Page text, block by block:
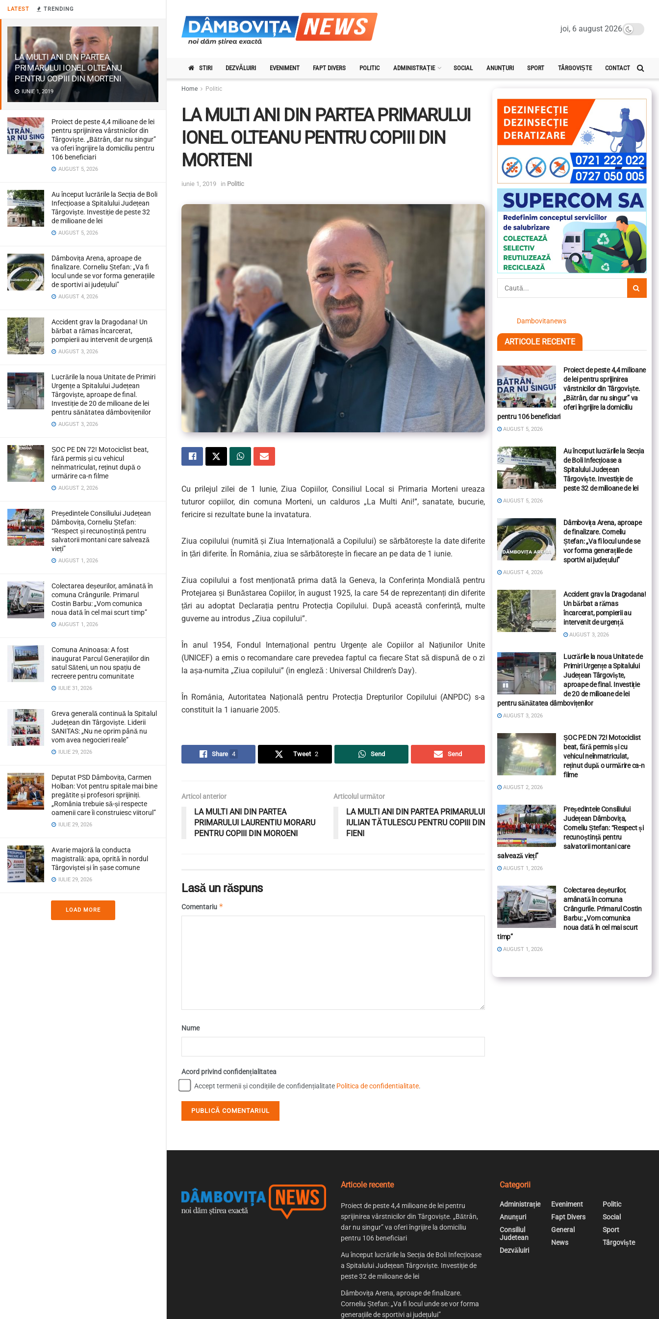
LATEST TRENDING
LA MULTI ANI DIN PARTEA
PRIMARULUI IONEL OLTEANU
PENTRU COPIII DIN MORTENI
IUNIE 1, 2019
Proiect de peste 4,4 milioane de lei
pentru sprijinirea vârstnicilor din
Târgoviște. „Bătrân, dar nu singur”
va oferi îngrijire la domiciliu pentru
106 beneficiari
AUGUST 5, 2026
Au început lucrările la Secția de Boli
Infecțioase a Spitalului Județean
Târgoviște. Investiție de peste 32
de milioane de lei
AUGUST 5, 2026
Dâmbovița Arena, aproape de
finalizare. Corneliu Ștefan: „Va fi
locul unde se vor forma generațiile
de sportivi ai județului”
AUGUST 4, 2026
Accident grav la Dragodana! Un
bărbat a rămas încarcerat,
pompierii au intervenit de urgență
AUGUST 3, 2026
Lucrările la noua Unitate de Primiri
Urgențe a Spitalului Județean
Târgoviște, aproape de final.
Investiție de 20 de milioane de lei
pentru sănătatea dâmbovițenilor
AUGUST 3, 2026
ȘOC PE DN 72! Motociclist beat,
fără permis și cu vehicul
neînmatriculat, reținut după o
urmărire ca-n filme
AUGUST 2, 2026
Președintele Consiliului Județean
Dâmbovița, Corneliu Ștefan:
“Respect și recunoștință pentru
salvatorii montani care salvează
vieți”
AUGUST 1, 2026
Colectarea deșeurilor, amânată în
comuna Crângurile. Primarul
Costin Barbu: „Vom comunica
noua dată în cel mai scurt timp”
AUGUST 1, 2026
Comuna Aninoasa: A fost
inaugurat Parcul Generațiilor din
satul Săteni, un nou spațiu de
recreere pentru comunitate
IULIE 31, 2026
Greva generală continuă la Spitalul
Județean din Târgoviște. Liderii
SANITAS: „Nu ne oprim până nu
vom avea negocieri reale”
IULIE 29, 2026
Deputat PSD Dâmbovița, Carmen
Holban: Vot pentru spitale mai bine
pregătite și profesori sprijiniți.
„România trebuie să-și respecte
oamenii care îi construiesc viitorul”
IULIE 29, 2026
Avarie majoră la conducta
magistrală: apa, oprită în nordul
Târgoviștei și în șase comune
IULIE 29, 2026
LOAD MORE
joi, 6 august 2026
STIRI DEZVĂLUIRI EVENIMENT FAPT DIVERS POLITIC ADMINISTRAȚIE SOCIAL ANUNȚURI SPORT TÂRGOVIȘTE CONTACT
Home Politic
LA MULTI ANI DIN PARTEA PRIMARULUI
IONEL OLTEANU PENTRU COPIII DIN
MORTENI
iunie 1, 2019 in Politic
Cu prilejul zilei de 1 Iunie, Ziua Copiilor, Consiliul Local si Primaria Morteni ureaza
tuturor copiilor, din comuna Morteni, un calduros „La Multi Ani!”, sanatate, bucurie,
fericire si rezultate bune la invatatura.
Ziua copilului (numită și Ziua Internațională a Copilului) se sărbătorește la date diferite
în țări diferite. În România, ziua se sărbătorește în fiecare an pe data de 1 iunie.
Ziua copilului a fost menționată prima dată la Geneva, la Conferința Mondială pentru
Protejarea și Bunăstarea Copiilor, în august 1925, la care 54 de reprezentanți din diferite
țări au adoptat Declarația pentru Protecția Copilului. După această conferință, multe
guverne au introdus „Ziua copilului”.
În anul 1954, Fondul Internațional pentru Urgențe ale Copiilor al Națiunilor Unite
(UNICEF) a emis o recomandare care prevedea faptul ca fiecare Stat să dispună de o zi
la așa-numita „Ziua copilului” (in engleză : Universal Children’s Day).
În România, Autoritatea Națională pentru Protecția Drepturilor Copilului (ANPDC) s-a
constituit la 1 ianuarie 2005.
Share 4 Tweet 2 Send Send
Articol anterior
LA MULTI ANI DIN PARTEA
PRIMARULUI LAURENTIU MORARU
PENTRU COPIII DIN MOROENI
Articolul următor
LA MULTI ANI DIN PARTEA PRIMARULUI
IULIAN TĂTULESCU PENTRU COPIII DIN
FIENI
Lasă un răspuns
Comentariu *
Nume
Acord privind confidențialitatea
Accept termenii și condițiile de confidențialitate Politica de confidentialitate.
Dambovitanews
ARTICOLE RECENTE
Proiect de peste 4,4 milioane
de lei pentru sprijinirea
vârstnicilor din Târgoviște.
„Bătrân, dar nu singur” va
oferi îngrijire la domiciliu
pentru 106 beneficiari
AUGUST 5, 2026
Au început lucrările la Secția
de Boli Infecțioase a
Spitalului Județean
Târgoviște. Investiție de
peste 32 de milioane de lei
AUGUST 5, 2026
Dâmbovița Arena, aproape
de finalizare. Corneliu
Ștefan: „Va fi locul unde se
vor forma generațiile de
sportivi ai județului”
AUGUST 4, 2026
Accident grav la Dragodana!
Un bărbat a rămas
încarcerat, pompierii au
intervenit de urgență
AUGUST 3, 2026
Lucrările la noua Unitate de
Primiri Urgențe a Spitalului
Județean Târgoviște,
aproape de final. Investiție
de 20 de milioane de lei
pentru sănătatea dâmbovițenilor
AUGUST 3, 2026
ȘOC PE DN 72! Motociclist
beat, fără permis și cu
vehicul neînmatriculat,
reținut după o urmărire ca-n
filme
AUGUST 2, 2026
Președintele Consiliului
Județean Dâmbovița,
Corneliu Ștefan: “Respect și
recunoștință pentru
salvatorii montani care
salvează vieți”
AUGUST 1, 2026
Colectarea deșeurilor,
amânată în comuna
Crângurile. Primarul Costin
Barbu: „Vom comunica
noua dată în cel mai scurt
timp”
AUGUST 1, 2026
Articole recente
Proiect de peste 4,4 milioane de lei pentru
sprijinirea vârstnicilor din Târgoviște. „Bătrân,
dar nu singur” va oferi îngrijire la domiciliu
pentru 106 beneficiari
Au început lucrările la Secția de Boli Infecțioase
a Spitalului Județean Târgoviște. Investiție de
peste 32 de milioane de lei
Dâmbovița Arena, aproape de finalizare.
Corneliu Ștefan: „Va fi locul unde se vor forma
generațiile de sportivi ai județului”
Categorii
Administrație
Anunțuri
Consiliul
Judetean
Dezvăluiri
Eveniment
Fapt Divers
General
News
Politic
Social
Sport
Târgoviște